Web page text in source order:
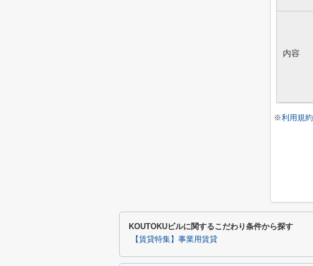
内容
※利用規約
KOUTOKUビルに関するこだわり条件から探す
【賃貸特集】事業用賃貸